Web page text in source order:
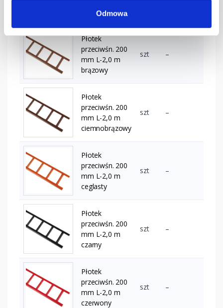
Odmowa
RAL 6020
Płotek
przeciwśn. 200
mm L-2,0 m
brązowy
szt –
Płotek
przeciwśn. 200
mm L-2,0 m
ciemnobrązowy
szt –
Płotek
przeciwśn. 200
mm L-2,0 m
ceglasty
szt –
Płotek
przeciwśn. 200
mm L-2,0 m
czarny
szt –
Płotek
przeciwśn. 200
mm L-2,0 m
czerwony
szt –